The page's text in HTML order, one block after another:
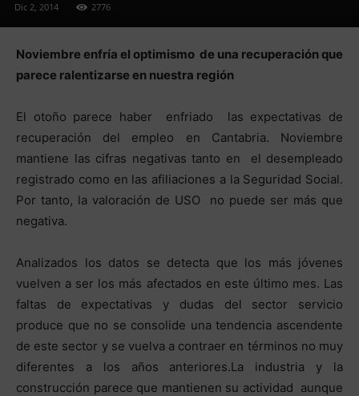
Dic 2, 2014 2776
Noviembre enfría el optimismo de una recuperación que
parece ralentizarse en nuestra región
El otoño parece haber enfriado las expectativas de
recuperación del empleo en Cantabria. Noviembre
mantiene las cifras negativas tanto en el desempleado
registrado como en las afiliaciones a la Seguridad Social.
Por tanto, la valoración de USO no puede ser más que
negativa.
Analizados los datos se detecta que los más jóvenes
vuelven a ser los más afectados en este último mes. Las
faltas de expectativas y dudas del sector servicio
produce que no se consolide una tendencia ascendente
de este sector y se vuelva a contraer en términos no muy
diferentes a los años anteriores.La industria y la
construcción parece que mantienen su actividad aunque